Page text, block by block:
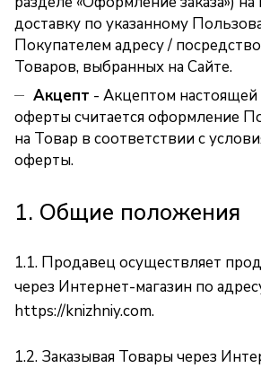
доставку по указанному
Покупателем адресу /
Товаров, выбранных на Сайте.
Акцепт - Акцептом
оферты считается оформление
на Товар в соответствии с
оферты.
1. Общие положения
1.1. Продавец осуществляет
через Интернет-магазин по
https://knizhniy.com.
1.2. Заказывая Товары через